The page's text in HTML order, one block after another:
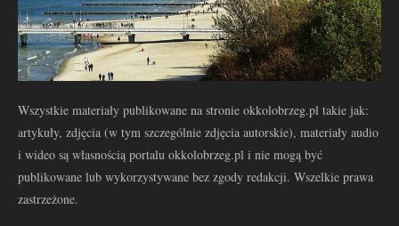
Wszystkie materiały publikowane na stronie okkolobrzeg.pl takie jak:
artykuły, zdjęcia (w tym szczególnie zdjęcia autorskie), materiały audio
i wideo są własnością portalu okkolobrzeg.pl i nie mogą być
publikowane lub wykorzystywane bez zgody redakcji. Wszelkie prawa
zastrzeżone.